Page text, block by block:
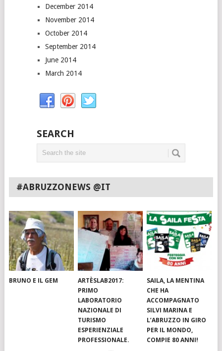
December 2014
November 2014
October 2014
September 2014
June 2014
March 2014
SEARCH
#ABRUZZONEWS @IT
BRUNO E IL GEM
ARTÈSLAB2017:
PRIMO
LABORATORIO
NAZIONALE DI
TURISMO
ESPERIENZIALE
PROFESSIONALE.
SAILA, LA MENTINA
CHE HA
ACCOMPAGNATO
SILVI MARINA E
L’ABRUZZO IN GIRO
PER IL MONDO,
COMPIE 80 ANNI!